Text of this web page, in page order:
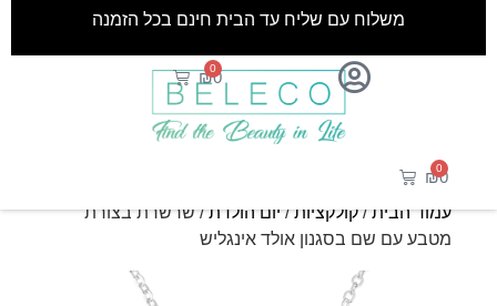
₪0
0
משלוח עם שליח עד הבית חינם בכל הזמנה
₪0
0
עמוד הבית/קולקציות/יום הולדת/ שרשרת בצורת
מטבע עם שם בסגנון אולד אינגליש